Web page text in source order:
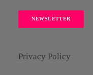
NEWSLETTER
Privacy Policy